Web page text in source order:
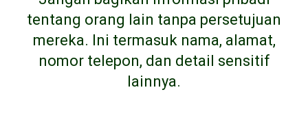
tentang orang lain tanpa persetujuan
mereka. Ini termasuk nama, alamat,
nomor telepon, dan detail sensitif
lainnya.